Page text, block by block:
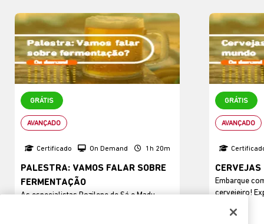
GRÁTIS
AVANÇADO
Certificado On Demand 1h 20m
PALESTRA: VAMOS FALAR SOBRE
FERMENTAÇÃO
As especialistas Rozilene de Sá e Madu
GRÁTIS
AVANÇADO
CERVEJAS
Embarque
cervejeiro!
tendências...